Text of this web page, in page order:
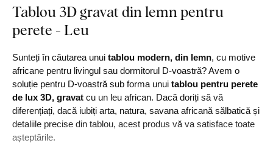
Tablou 3D gravat din lemn pentru
perete - Leu
Sunteți în căutarea unui tablou modern, din lemn, cu motive
africane pentru livingul sau dormitorul D-voastră? Avem o
soluție pentru D-voastră sub forma unui tablou pentru perete
de lux 3D, gravat cu un leu african. Dacă doriți să vă
diferențiați, dacă iubiți arta, natura, savana africană sălbatică și
detaliile precise din tablou, acest produs vă va satisface toate
așteptările.